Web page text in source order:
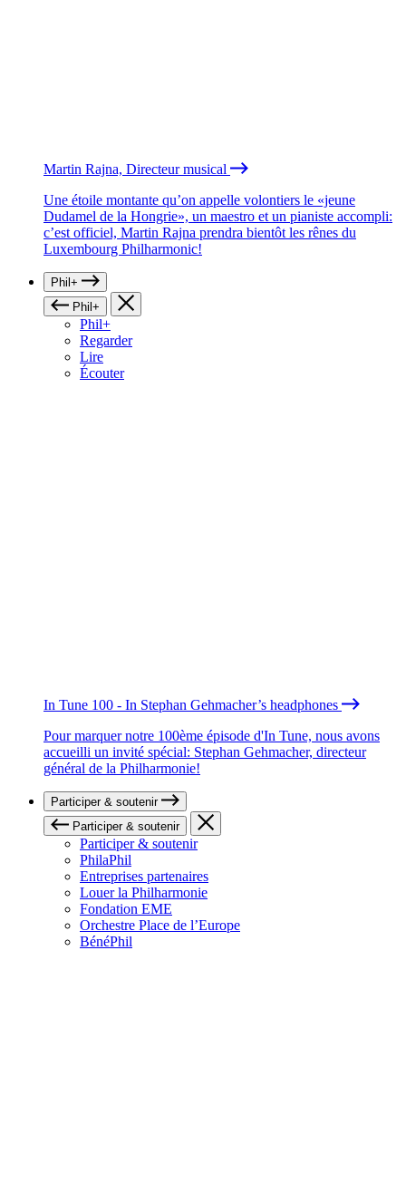
Martin Rajna, Directeur musical
Une étoile montante qu’on appelle volontiers le «jeune
Dudamel de la Hongrie», un maestro et un pianiste accompli:
c’est officiel, Martin Rajna prendra bientôt les rênes du
Luxembourg Philharmonic!
Phil+
Phil+
Phil+
Regarder
Lire
Écouter
In Tune 100 - In Stephan Gehmacher’s headphones
Pour marquer notre 100ème épisode d'In Tune, nous avons
accueilli un invité spécial: Stephan Gehmacher, directeur
général de la Philharmonie!
Participer & soutenir
Participer & soutenir
Participer & soutenir
PhilaPhil
Entreprises partenaires
Louer la Philharmonie
Fondation EME
Orchestre Place de l’Europe
BénéPhil